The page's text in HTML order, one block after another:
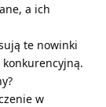
a ich
te nowinki
w